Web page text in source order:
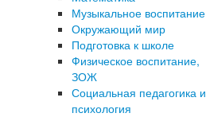
Музыкальное воспитание
Окружающий мир
Подготовка к школе
Физическое воспитание,
ЗОЖ
Социальная педагогика и
психология